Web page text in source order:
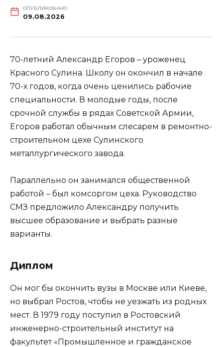
ОПУБЛИКОВАНО
09.08.2026
70-летний Александр Егоров – уроженец
Красного Сулина. Школу он окончил в начале
70-х годов, когда очень ценились рабочие
специальности. В молодые годы, после
срочной службы в рядах Советской Армии,
Егоров работал обычным слесарем в ремонтно-
строительном цехе Сулинского
металлургического завода.
Параллельно он занимался общественной
работой – был комсоргом цеха. Руководство
СМЗ предложило Александру получить
высшее образование и выбрать разные
варианты.
Диплом
Он мог бы окончить вузы в Москве или Киеве,
но выбрал Ростов, чтобы не уезжать из родных
мест. В 1979 году поступил в Ростовский
инженерно-строительный институт на
факультет «Промышленное и гражданское